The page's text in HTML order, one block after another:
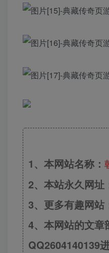
1、本网站名称：
2、本站永久网址
3、更多有趣网站
4、本网站的文章
QQ2604140139